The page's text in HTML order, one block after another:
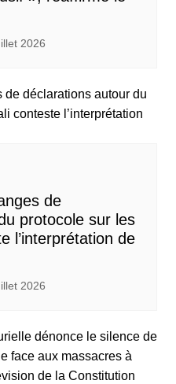
2026
de
protocole sur les
l’interprétation de
2026